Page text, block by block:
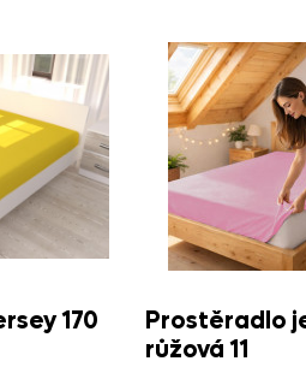
170
Prostěradlo
růžová 11